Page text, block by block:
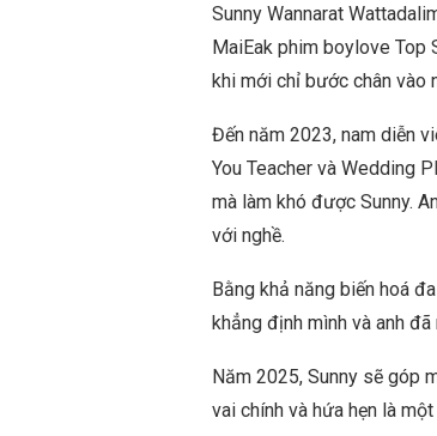
Sunny Wannarat
MaiEak phim boylove Top
khi mới chỉ bước chân vào
Đến năm 2023, nam diễn
You Teacher và Wedding
mà làm khó được Sunny.
với nghề.
Bằng khả năng biến hoá
khẳng định mình và anh
Năm 2025, Sunny sẽ góp
vai chính và hứa hẹn là